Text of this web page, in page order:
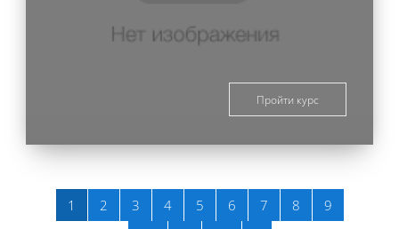
Пройти курс
1 Страница 1
2 Страница 2
3Страница 3
4Страница 4
5Страница 5
6Страница 6
7Страница 7
8Страница 8
9Страница